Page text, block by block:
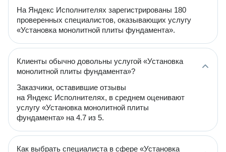
На Яндекс Исполнителях зарегистрированы 180
проверенных специалистов, оказывающих услугу
«Установка монолитной плиты фундамента».
Клиенты обычно довольны услугой «Установка
монолитной плиты фундамента»?
Заказчики, оставившие отзывы
на Яндекс Исполнителях, в среднем оценивают
услугу «Установка монолитной плиты
фундамента» на 4.7 из 5.
Как выбрать специалиста в сфере «Установка